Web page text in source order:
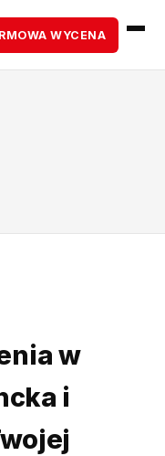
WYCENA
w
i